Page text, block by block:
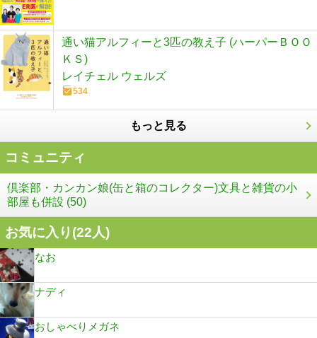
通い猫アルフィーと3匹の教え子 (ハーパーＢＯＯ
ＫＳ)
レイチェル ウェルズ
534
もっと見る
コミュニティ
倶楽部・カンカン娘(缶と箱のコレクター)文具と雑貨の小
部屋も併設 (50)
お気に入り(22人)
なお
ナディ
おしゃべりメガネ